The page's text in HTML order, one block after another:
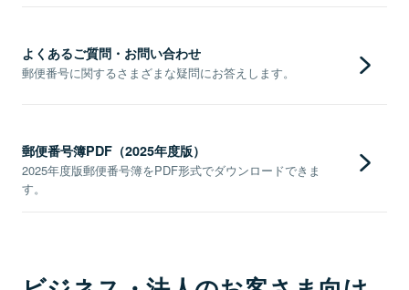
よくあるご質問・お問い合わせ
郵便番号に関するさまざまな疑問にお答えします。
郵便番号簿PDF（2025年度版）
2025年度版郵便番号簿をPDF形式でダウンロードできま
す。